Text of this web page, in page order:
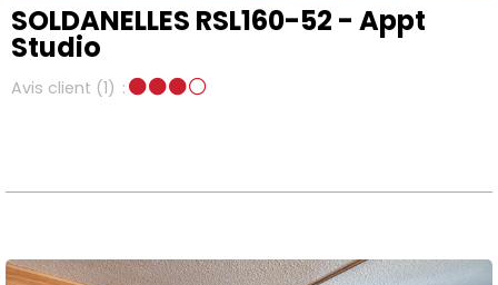
SOLDANELLES RSL160-52 - Appt
Studio
Avis client (1)